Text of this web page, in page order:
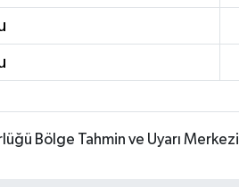
Bölge Tahmin ve Uyarı Merkezi